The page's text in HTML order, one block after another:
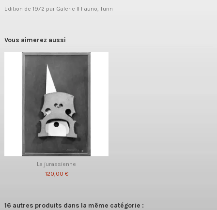
Edition de 1972 par Galerie Il Fauno, Turin
Vous aimerez aussi
La jurassienne
120,00 €
16 autres produits dans la même catégorie :